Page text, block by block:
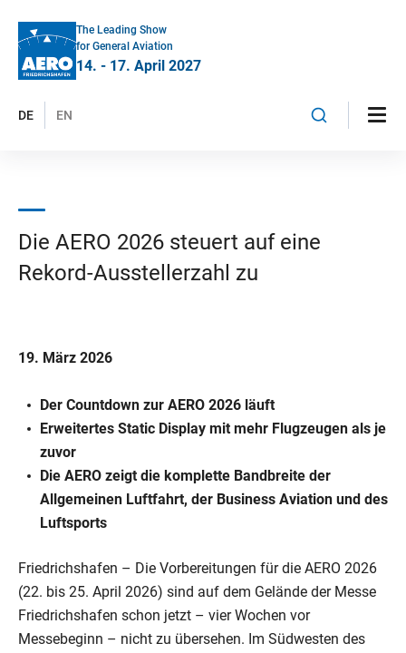
The Leading Show
for General Aviation
14. - 17. April 2027
DE EN
Die AERO 2026 steuert auf eine
Rekord-Ausstellerzahl zu
19. März 2026
Der Countdown zur AERO 2026 läuft
Erweitertes Static Display mit mehr Flugzeugen als je
zuvor
Die AERO zeigt die komplette Bandbreite der
Allgemeinen Luftfahrt, der Business Aviation und des
Luftsports
Friedrichshafen – Die Vorbereitungen für die AERO 2026
(22. bis 25. April 2026) sind auf dem Gelände der Messe
Friedrichshafen schon jetzt – vier Wochen vor
Messebeginn – nicht zu übersehen. Im Südwesten des